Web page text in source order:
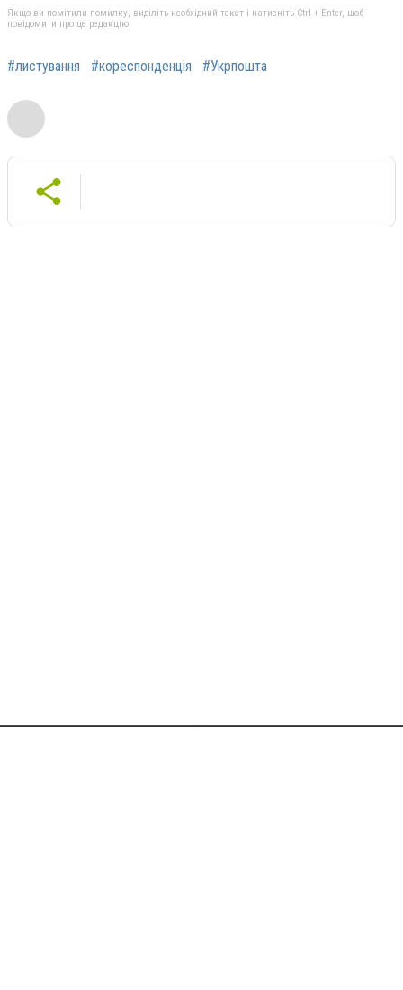
Якщо ви помітили помилку, виділіть необхідний текст і натисніть Ctrl + Enter, щоб
повідомити про це редакцію
#листування #кореспонденція #Укрпошта